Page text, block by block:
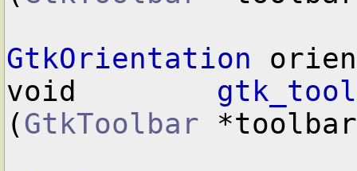
GtkOrientation
void
(GtkToolbar